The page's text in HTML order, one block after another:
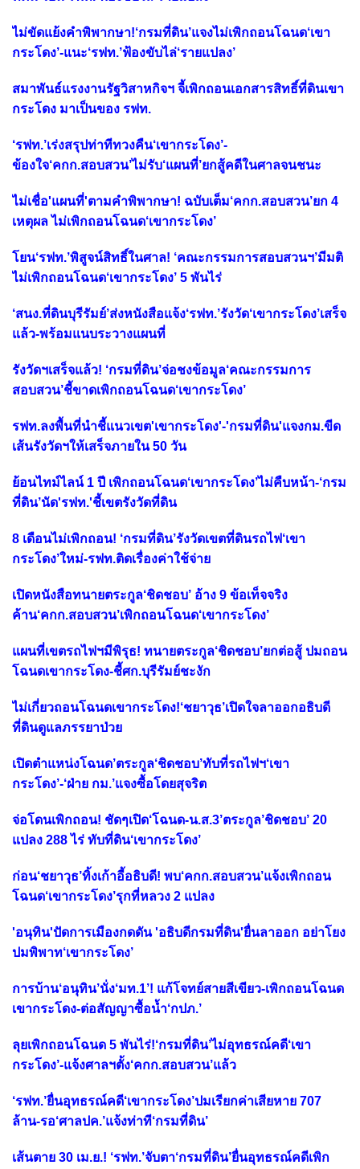
ไม่ขัดแย้งคำพิพากษา!‘กรมที่ดิน’แจงไม่เพิกถอนโฉนด‘เขา
กระโดง’-แนะ‘รฟท.’ฟ้องขับไล่‘รายแปลง’
สมาพันธ์แรงงานรัฐวิสาหกิจฯ จี้เพิกถอนเอกสารสิทธิ์ที่ดินเขา
กระโดง มาเป็นของ รฟท.
‘รฟท.’เร่งสรุปท่าทีทวงคืน‘เขากระโดง’-
ข้องใจ‘คกก.สอบสวน’ไม่รับ‘แผนที่’ยกสู้คดีในศาลจนชนะ
ไม่เชื่อ'แผนที่'ตามคำพิพากษา! ฉบับเต็ม‘คกก.สอบสวน’ยก 4
เหตุผล ไม่เพิกถอนโฉนด‘เขากระโดง’
โยน‘รฟท.’พิสูจน์สิทธิ์ในศาล! ‘คณะกรรมการสอบสวนฯ’มีมติ
ไม่เพิกถอนโฉนด‘เขากระโดง’ 5 พันไร่
‘สนง.ที่ดินบุรีรัมย์’ส่งหนังสือแจ้ง‘รฟท.’รังวัด‘เขากระโดง’เสร็จ
แล้ว-พร้อมแนบระวางแผนที่
รังวัดฯเสร็จแล้ว! ‘กรมที่ดิน’จ่อชงข้อมูล‘คณะกรรมการ
สอบสวน’ชี้ขาดเพิกถอนโฉนด‘เขากระโดง’
รฟท.ลงพื้นที่นำชี้แนวเขต'เขากระโดง'-'กรมที่ดิน'แจงกม.ขีด
เส้นรังวัดฯให้เสร็จภายใน 50 วัน
ย้อนไทม์ไลน์ 1 ปี เพิกถอนโฉนด‘เขากระโดง’ไม่คืบหน้า-‘กรม
ที่ดิน’นัด'รฟท.'ชี้เขตรังวัดที่ดิน
8 เดือนไม่เพิกถอน! ‘กรมที่ดิน’รังวัดเขตที่ดินรถไฟ‘เขา
กระโดง’ใหม่-รฟท.ติดเรื่องค่าใช้จ่าย
เปิดหนังสือทนายตระกูล‘ชิดชอบ’ อ้าง 9 ข้อเท็จจริง
ค้าน‘คกก.สอบสวน’เพิกถอนโฉนด‘เขากระโดง’
แผนที่เขตรถไฟฯมีพิรุธ! ทนายตระกูล‘ชิดชอบ’ยกต่อสู้ ปมถอน
โฉนดเขากระโดง-ชี้ศก.บุรีรัมย์ชะงัก
ไม่เกี่ยวถอนโฉนดเขากระโดง!‘ชยาวุธ’เปิดใจลาออกอธิบดี
ที่ดินดูแลภรรยาป่วย
เปิดตำแหน่งโฉนด’ตระกูล‘ชิดชอบ’ทับที่รถไฟฯ‘เขา
กระโดง’-‘ฝ่าย กม.’แจงซื้อโดยสุจริต
จ่อโดนเพิกถอน! ชัดๆเปิด‘โฉนด-น.ส.3’ตระกูล’ชิดชอบ’ 20
แปลง 288 ไร่ ทับที่ดิน‘เขากระโดง’
ก่อน‘ชยาวุธ’ทิ้งเก้าอี้อธิบดี! พบ‘คกก.สอบสวน’แจ้งเพิกถอน
โฉนด‘เขากระโดง’รุกที่หลวง 2 แปลง
'อนุทิน'ปัดการเมืองกดดัน 'อธิบดีกรมที่ดิน'ยื่นลาออก อย่าโยง
ปมพิพาท‘เขากระโดง’
การบ้าน‘อนุทิน’นั่ง‘มท.1’! แก้โจทย์สายสีเขียว-เพิกถอนโฉนด
เขากระโดง-ต่อสัญญาซื้อน้ำ‘กปภ.’
ลุยเพิกถอนโฉนด 5 พันไร่!‘กรมที่ดิน’ไม่อุทธรณ์คดี‘เขา
กระโดง’-แจ้งศาลฯตั้ง‘คกก.สอบสวน’แล้ว
‘รฟท.’ยื่นอุทธรณ์คดี‘เขากระโดง’ปมเรียกค่าเสียหาย 707
ล้าน-รอ‘ศาลปค.’แจ้งท่าที‘กรมที่ดิน’
เส้นตาย 30 เม.ย.! ‘รฟท.’จับตา‘กรมที่ดิน’ยื่นอุทธรณ์คดีเพิก